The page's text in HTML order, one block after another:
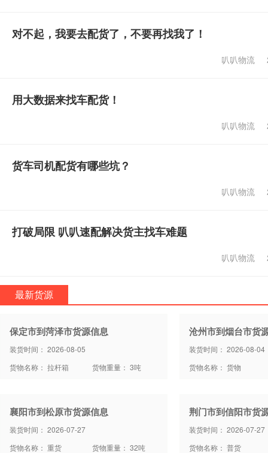
对不起，我要去配货了，不要再找我了！
叭叭物流
用大数据来找车配货！
叭叭物流
货车司机配货有哪些坑？
叭叭物流
打破局限 叭叭速配解决货主找车难题
叭叭物流
最新货源
保定市到菏泽市货源信息
装货时间： 2026-08-05
货物名称： 拉杆箱
货物重量： 3吨
沧州市到烟台市货
装货时间： 2026-08-04
货物名称： 货物
襄阳市到松原市货源信息
装货时间： 2026-07-27
货物名称： 重货
货物重量： 32吨
荆门市到信阳市货
装货时间： 2026-07-27
货物名称： 普货